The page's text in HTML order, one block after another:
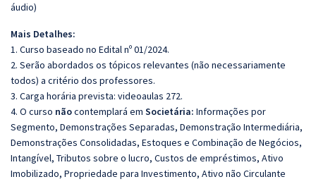
áudio)
Mais Detalhes:
1. Curso baseado no Edital nº 01/2024.
2. Serão abordados os tópicos relevantes (não necessariamente
todos) a critério dos professores.
3. Carga horária prevista: videoaulas 272.
4. O curso nãocontemplará em Societária: Informações por
Segmento, Demonstrações Separadas, Demonstração Intermediária,
Demonstrações Consolidadas, Estoques e Combinação de Negócios,
Intangível, Tributos sobre o lucro, Custos de empréstimos, Ativo
Imobilizado, Propriedade para Investimento, Ativo não Circulante